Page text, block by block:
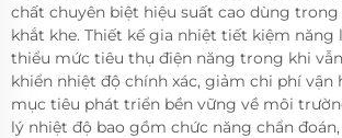
chất chuyên biệt hiệu suất cao dùng
khắt khe. Thiết kế gia nhiệt tiết kiệm
thiểu mức tiêu thụ điện năng trong khi
khiển nhiệt độ chính xác, giảm chi phí vận
mục tiêu phát triển bền vững về môi
lý nhiệt độ bao gồm chức năng chẩn